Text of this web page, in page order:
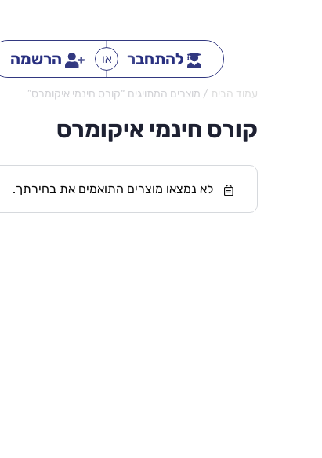
להתחבר או הרשמה
עמוד הבית / מוצרים המתויגים “קורס חינמי איקומרס”
קורס חינמי איקומרס
לא נמצאו מוצרים התואמים את בחירתך.